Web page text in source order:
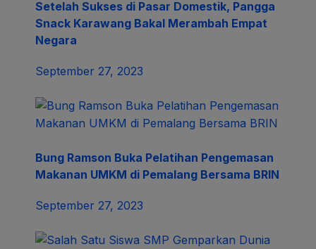
Setelah Sukses di Pasar Domestik, Pangga
Snack Karawang Bakal Merambah Empat
Negara
September 27, 2023
Bung Ramson Buka Pelatihan Pengemasan
Makanan UMKM di Pemalang Bersama BRIN
September 27, 2023